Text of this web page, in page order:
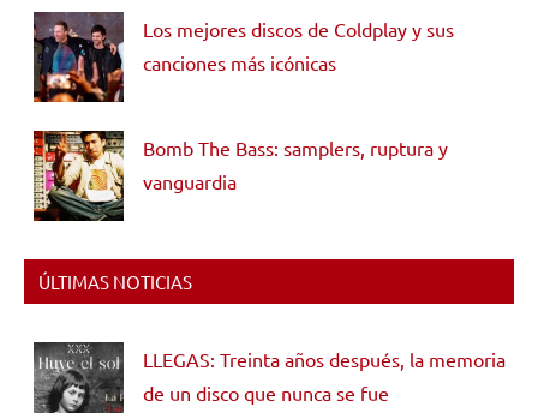
Los mejores discos de Coldplay y sus
canciones más icónicas
Bomb The Bass: samplers, ruptura y
vanguardia
ÚLTIMAS NOTICIAS
LLEGAS: Treinta años después, la memoria
de un disco que nunca se fue